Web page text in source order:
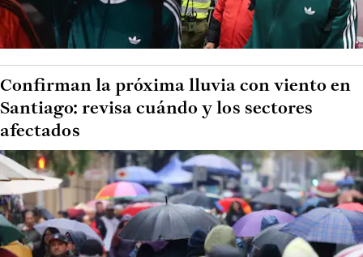
Confirman la próxima lluvia con viento en
Santiago: revisa cuándo y los sectores
afectados